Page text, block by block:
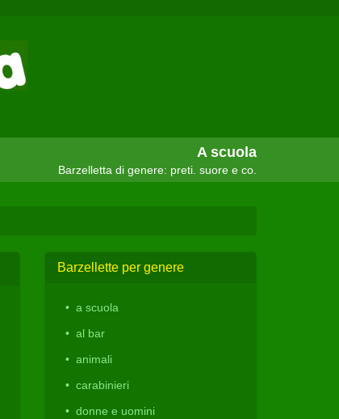
A scuola
Barzelletta di genere: preti. suore e co.
Barzellette per genere
a scuola
al bar
animali
carabinieri
donne e uomini